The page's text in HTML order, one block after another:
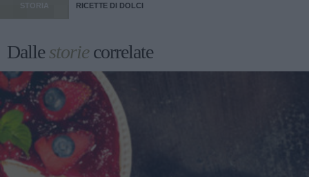
STORIA RICETTE DI DOLCI
Dallestoriecorrelate